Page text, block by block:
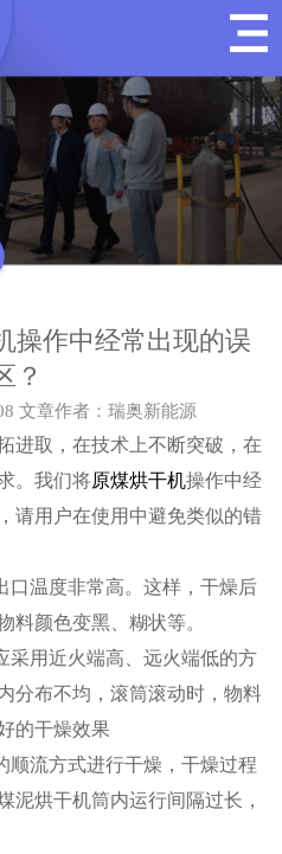
操作中经常出现的误
？
文章作者：瑞奥新能源
取，在技术上不断突破，在
。我们将原煤烘干机操作中经
请用户在使用中避免类似的错
温度非常高。这样，干燥后
料颜色变黑、糊状等。
用近火端高、远火端低的方
分布不均，滚筒滚动时，物料
的干燥效果
流方式进行干燥，干燥过程
泥烘干机筒内运行间隔过长，